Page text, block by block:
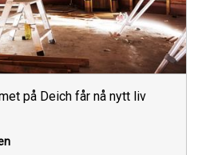
på Deich får nå nytt liv